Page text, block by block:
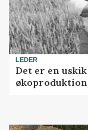
LEDER
Det er en
økoproduktion